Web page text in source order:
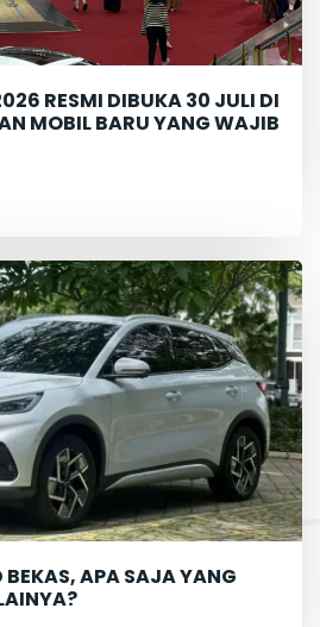
RESMI DIBUKA 30 JULI DI
MOBIL BARU YANG WAJIB
APA SAJA YANG